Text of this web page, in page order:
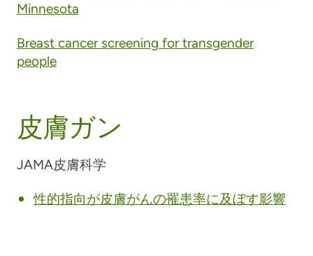
Minnesota
Breast cancer screening for transgender
people
皮膚ガン
JAMA皮膚科学
性的指向が皮膚がんの罹患率に及ぼす影響